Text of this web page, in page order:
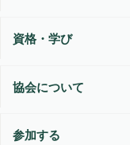
資格・学び
協会について
参加する